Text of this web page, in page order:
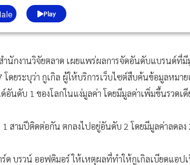
Play
ำนักงานวิจัยตลาด เผยแพร่ผลการจัดอันดับแบรนด์ที่
ดยระบุว่า กูเกิล ผู้ให้บริการเว็บไซต์สืบค้นข้อมูลหม
อันดับ 1 ของโลกในแง่มูลค่า โดยมีมูลค่าเพิ่มขึ้นรวดเ
สามปีติดต่อกัน ตกลงไปอยู่อันดับ 2 โดยมีมูลค่าลดลง
ร์ด บรวน์ ออฟติมอร์ ให้เหตุผลที่ทำให้กูเกิลเบียดแอป